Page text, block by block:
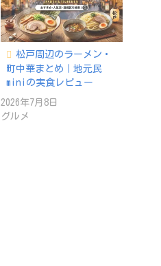
松戸周辺のラーメン・
町中華まとめ｜地元民
miniの実食レビュー
2026年7月8日
グルメ